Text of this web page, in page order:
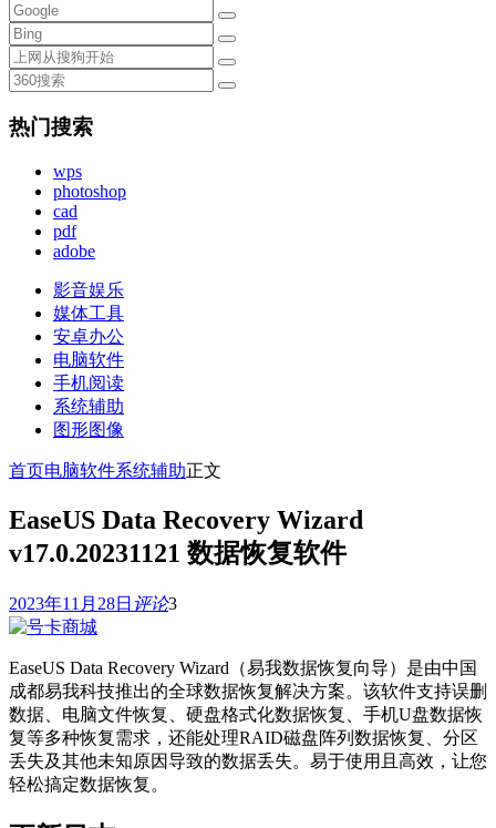
热门搜索
wps
photoshop
cad
pdf
adobe
影音娱乐
媒体工具
安卓办公
电脑软件
手机阅读
系统辅助
图形图像
首页电脑软件系统辅助正文
EaseUS Data Recovery Wizard
v17.0.20231121 数据恢复软件
2023年11月28日 评论3
EaseUS Data Recovery Wizard（易我数据恢复向导）是由中国
成都易我科技推出的全球数据恢复解决方案。该软件支持误删
数据、电脑文件恢复、硬盘格式化数据恢复、手机U盘数据恢
复等多种恢复需求，还能处理RAID磁盘阵列数据恢复、分区
丢失及其他未知原因导致的数据丢失。易于使用且高效，让您
轻松搞定数据恢复。